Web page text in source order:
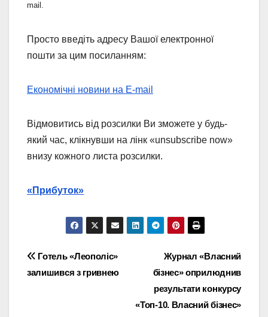
mail.
Просто введіть адресу Вашої електронної
пошти за цим посиланням:
Економічні новини на E-mail
Відмовитись від розсилки Ви зможете у будь-
який час, клікнувши на лінк «unsubscribe now»
внизу кожного листа розсилки.
«Прибуток»
Навігація
записів
Журнал «Власний
бізнес» оприлюднив
результати конкурсу
«Топ-10. Власний бізнес»
Готель «Леополіс»
залишився з гривнею